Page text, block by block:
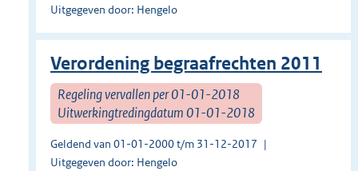
Uitgegeven door: Hengelo
Verordening begraafrechten 2011
Regeling vervallen per 01-01-2018
Uitwerkingtredingdatum 01-01-2018
Geldend van 01-01-2000 t/m 31-12-2017
Uitgegeven door: Hengelo